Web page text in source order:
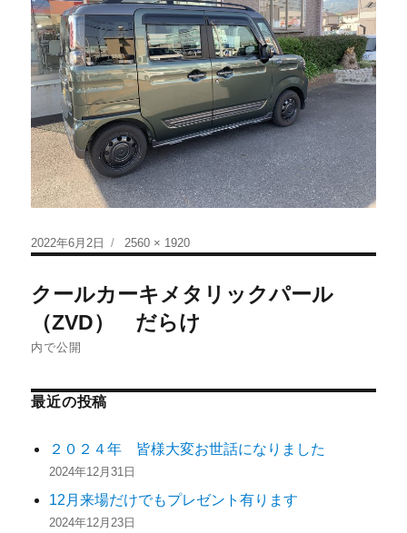
2022年6月2日 2560 × 1920
クールカーキメタリックパール
（ZVD） だらけ
内で公開
最近の投稿
２０２４年 皆様大変お世話になりました
2024年12月31日
12月来場だけでもプレゼント有ります
2024年12月23日